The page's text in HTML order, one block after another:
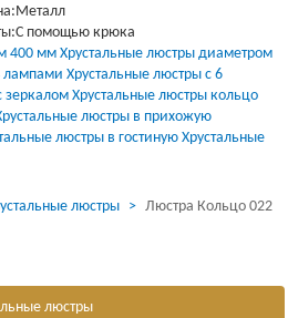
Металл
С помощью крюка
400 мм Хрустальные люстры диаметром
лампами Хрустальные люстры с 6
зеркалом Хрустальные люстры кольцо
люстры в прихожую
люстры в гостиную Хрустальные
люстры Люстра Кольцо 022
люстры